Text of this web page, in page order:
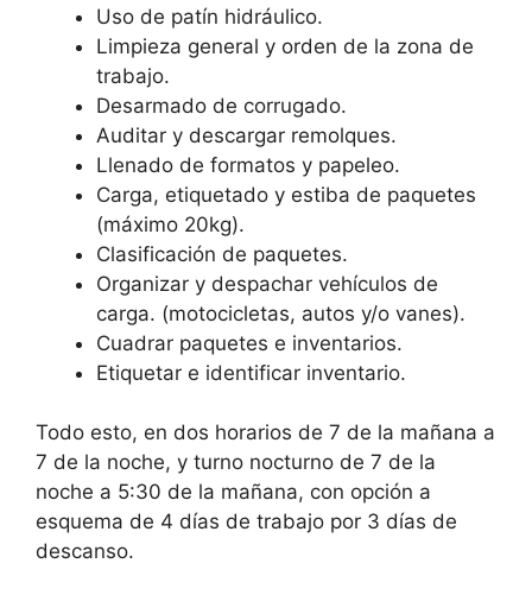
Uso de patín hidráulico.
Limpieza general y orden de la zona de
trabajo.
Desarmado de corrugado.
Auditar y descargar remolques.
Llenado de formatos y papeleo.
Carga, etiquetado y estiba de paquetes
(máximo 20kg).
Clasificación de paquetes.
Organizar y despachar vehículos de
carga. (motocicletas, autos y/o vanes).
Cuadrar paquetes e inventarios.
Etiquetar e identificar inventario.
Todo esto, en dos horarios de 7 de la mañana a
7 de la noche, y turno nocturno de 7 de la
noche a 5:30 de la mañana, con opción a
esquema de 4 días de trabajo por 3 días de
descanso.